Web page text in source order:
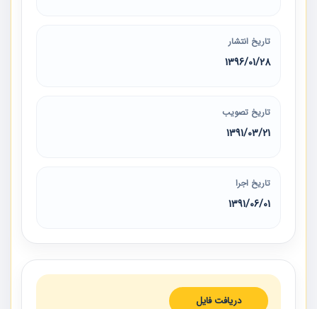
تاریخ انتشار
1396/01/28
تاریخ تصویب
1391/03/21
تاریخ اجرا
1391/06/01
دریافت فایل